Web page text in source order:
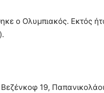
ο Ολυμπιακός. Εκτός
19,